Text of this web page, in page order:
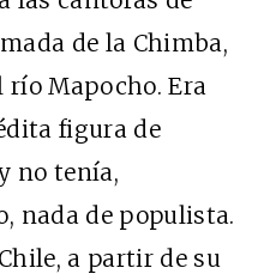
de la Chimba,
Mapocho. Era
figura de
no tenía,
nada de populista.
a partir de su